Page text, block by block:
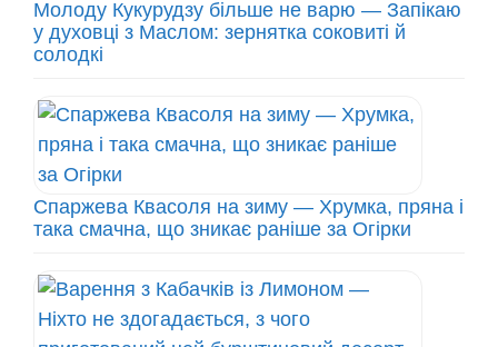
Молоду Кукурудзу більше не варю — Запікаю
у духовці з Маслом: зернятка соковиті й
солодкі
Спаржева Квасоля на зиму — Хрумка, пряна і
така смачна, що зникає раніше за Огірки